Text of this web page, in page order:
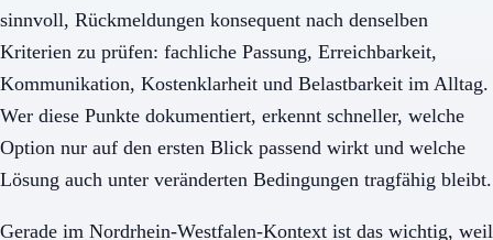
sinnvoll, Rückmeldungen konsequent nach denselben
Kriterien zu prüfen: fachliche Passung, Erreichbarkeit,
Kommunikation, Kostenklarheit und Belastbarkeit im Alltag.
Wer diese Punkte dokumentiert, erkennt schneller, welche
Option nur auf den ersten Blick passend wirkt und welche
Lösung auch unter veränderten Bedingungen tragfähig bleibt.
Gerade im Nordrhein-Westfalen-Kontext ist das wichtig, weil